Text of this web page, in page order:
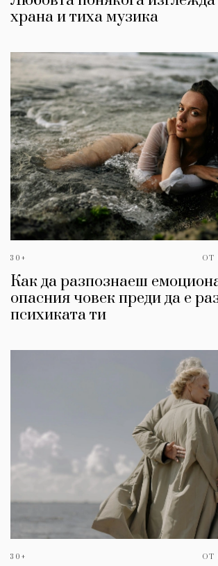
храна и тиха музика
30+ ОТ
Как да разпознаеш
опасния човек преди да е
психиката ти
30+ ОТ